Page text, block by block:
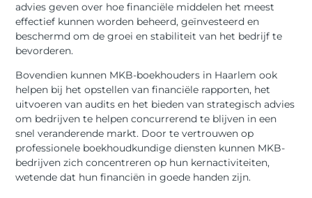
advies geven over hoe financiële middelen het meest
effectief kunnen worden beheerd, geïnvesteerd en
beschermd om de groei en stabiliteit van het bedrijf te
bevorderen.
Bovendien kunnen MKB-boekhouders in Haarlem ook
helpen bij het opstellen van financiële rapporten, het
uitvoeren van audits en het bieden van strategisch advies
om bedrijven te helpen concurrerend te blijven in een
snel veranderende markt. Door te vertrouwen op
professionele boekhoudkundige diensten kunnen MKB-
bedrijven zich concentreren op hun kernactiviteiten,
wetende dat hun financiën in goede handen zijn.